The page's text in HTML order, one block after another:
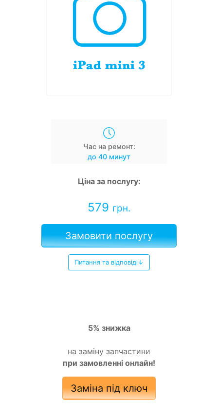
Час на ремонт:
до 40 минут
Ціна за послугу:
579 грн.
Замовити послугу
Питання та відповіді↓
5% знижка
на заміну запчастини
при замовленні онлайн!
Заміна під ключ